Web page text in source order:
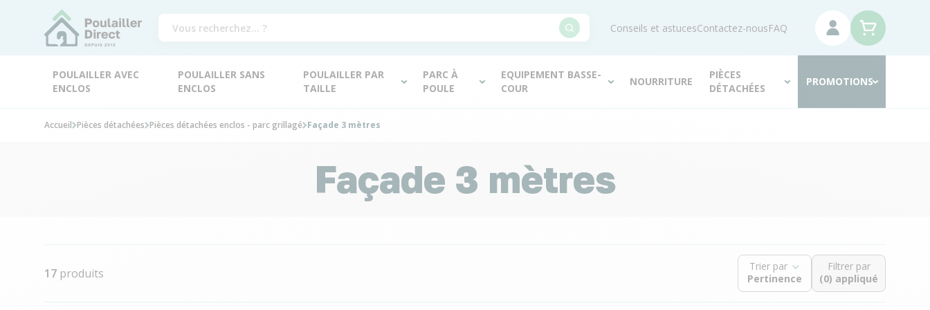
Conseils et astucesContactez-nousFAQ
POULAILLER AVEC
ENCLOS
POULAILLER SANS
ENCLOS
POULAILLER PAR
TAILLE
PARC À
POULE
EQUIPEMENT BASSE-
COUR
NOURRITURE
PIÈCES
DÉTACHÉES
PROMOTIONS
Accueil Pièces détachées Pièces détachées enclos - parc grillagé Façade 3 mètres
Façade 3 mètres
17 produits Trier par
Filtrer par
(0) appliqué